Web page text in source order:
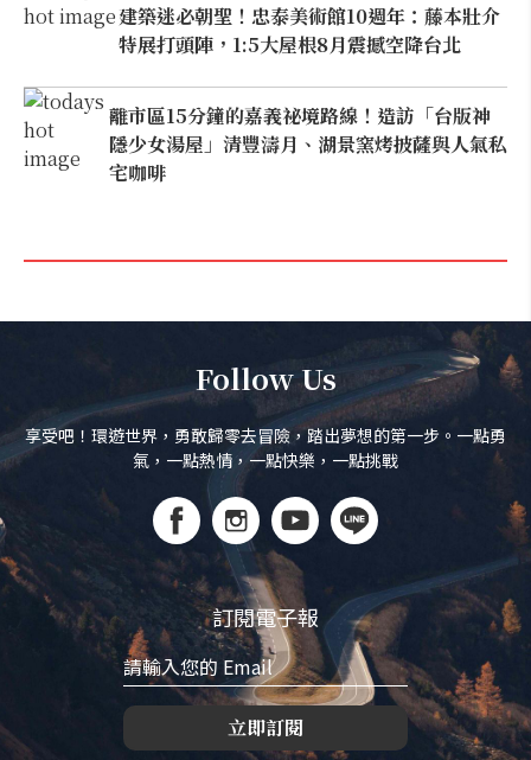
建築迷必朝聖！忠泰美術館10週年：藤本壯介
特展打頭陣，1:5大屋根8月震撼空降台北
離市區15分鐘的嘉義祕境路線！造訪「台版神
隱少女湯屋」清豐濤月、湖景窯烤披薩與人氣私
宅咖啡
Follow Us
享受吧！環遊世界，勇敢歸零去冒險，踏出夢想的第一步。一點勇
氣，一點熱情，一點快樂，一點挑戰
訂閱電子報
立即訂閱